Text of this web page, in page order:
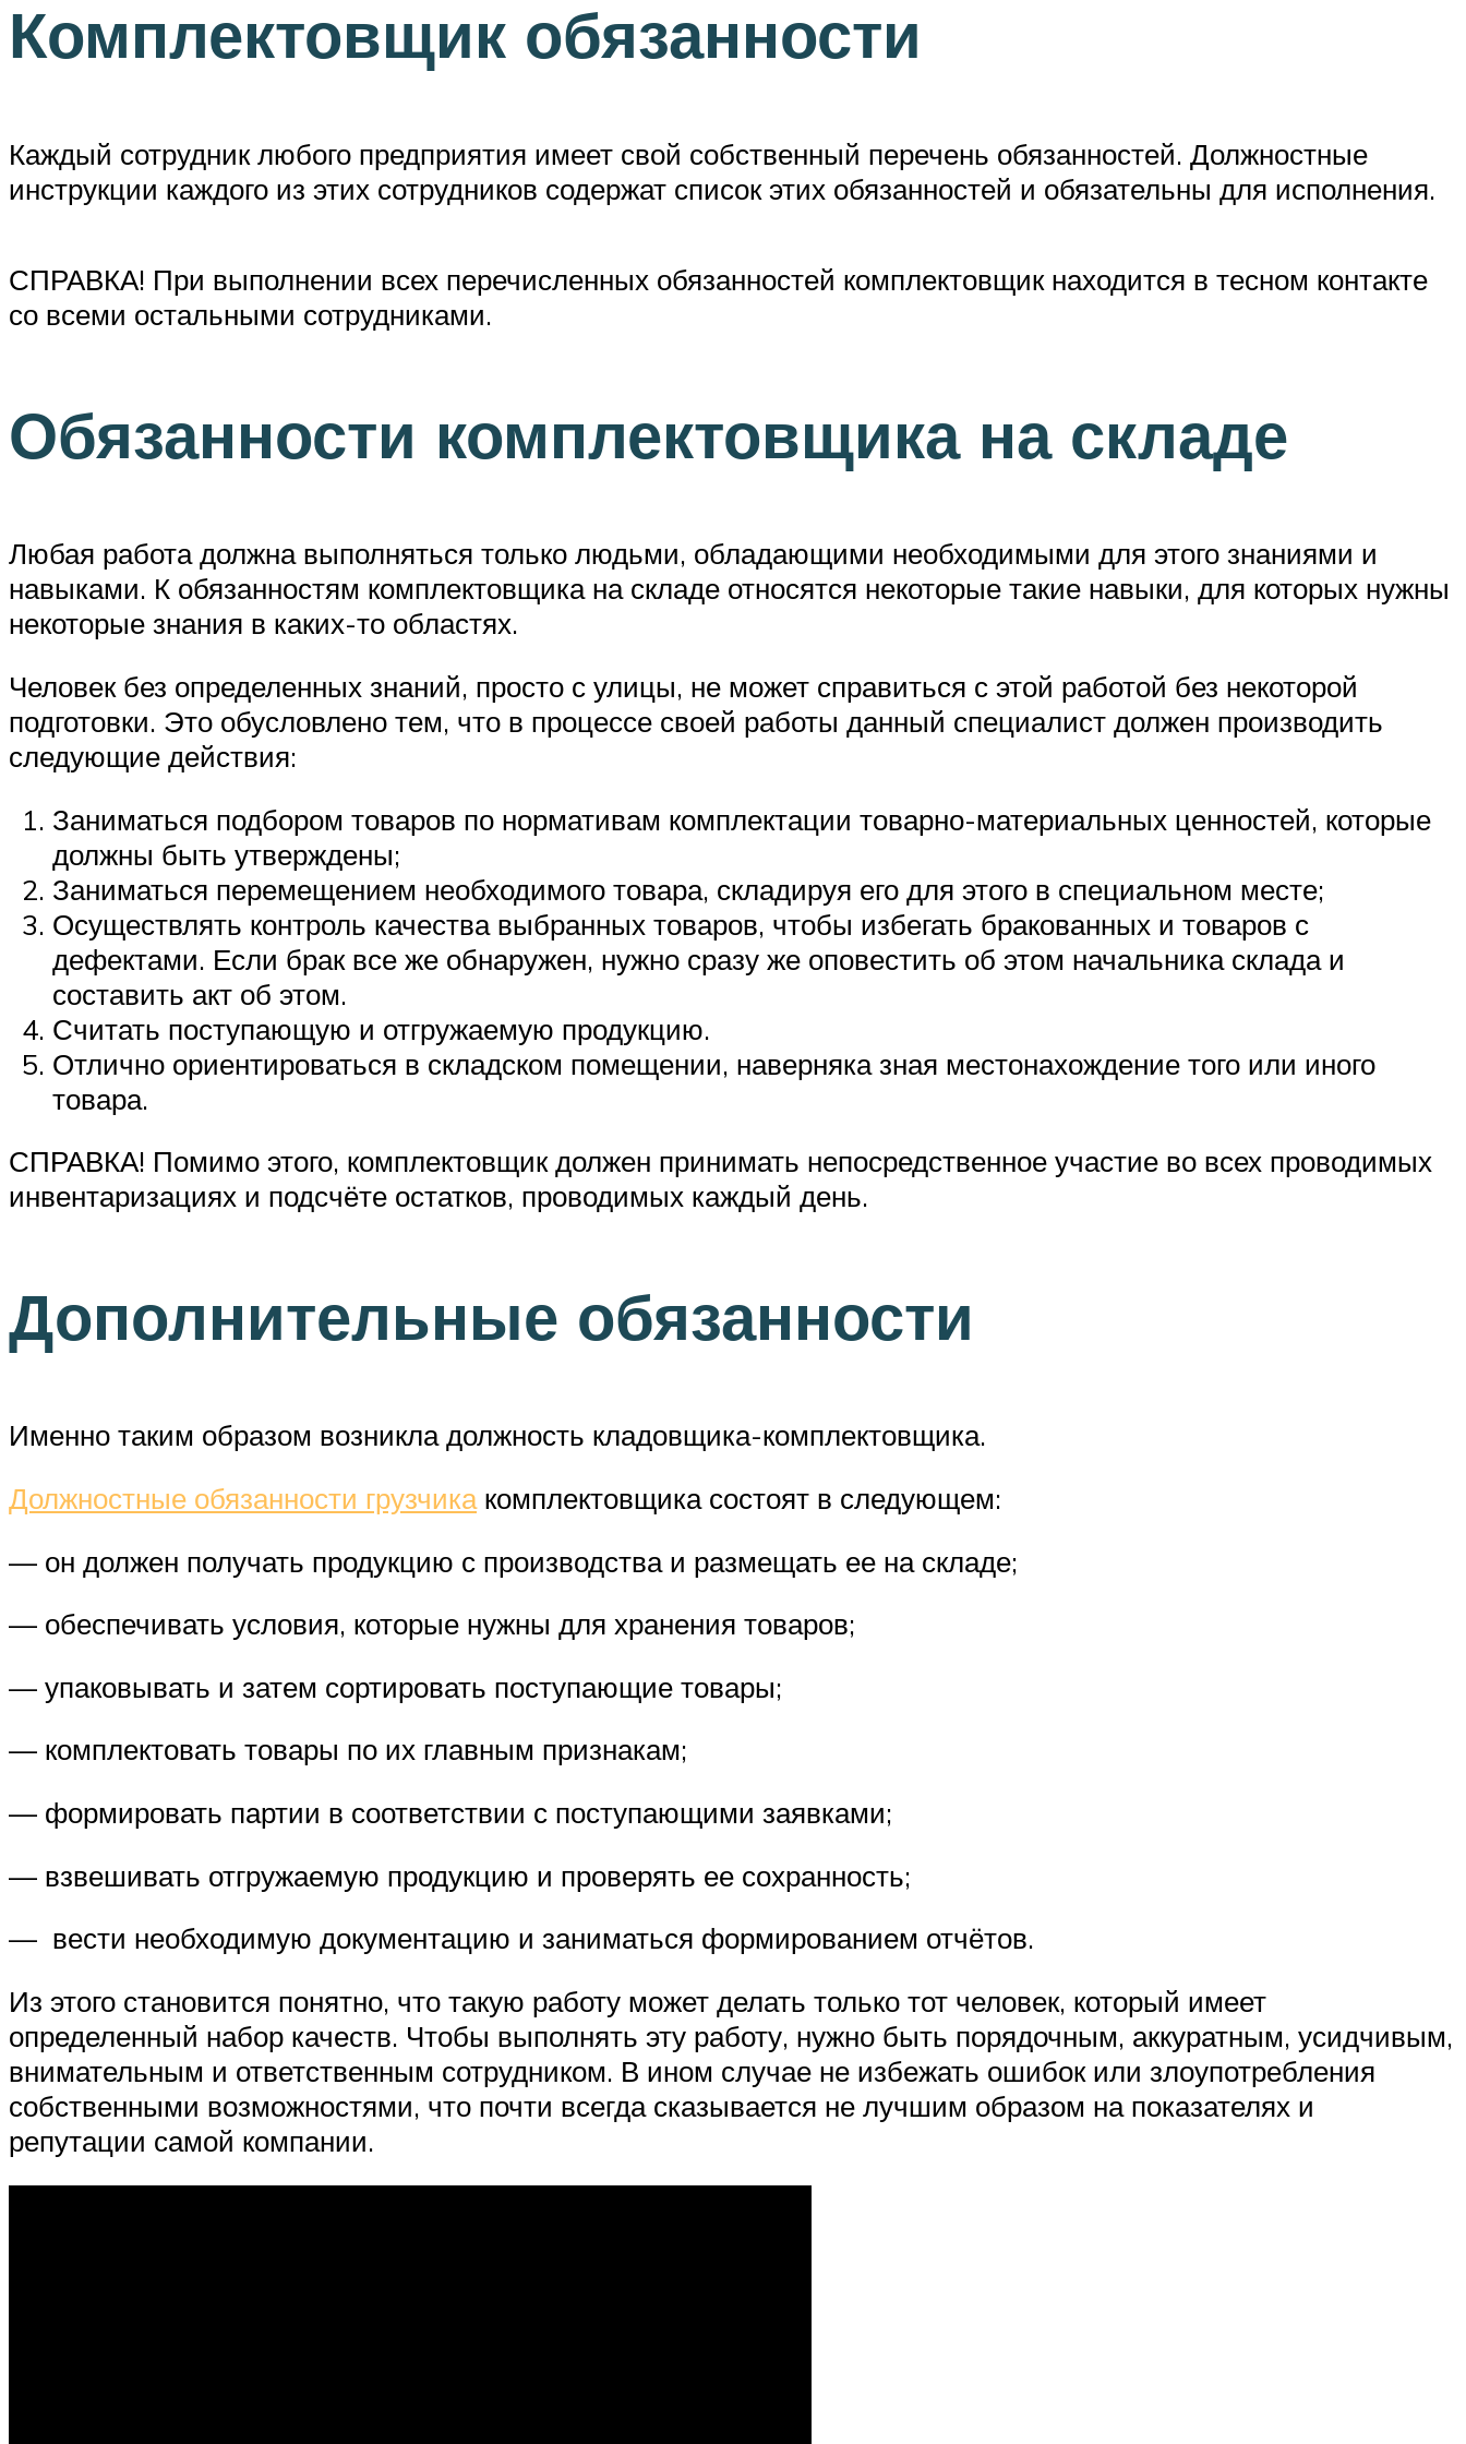
Комплектовщик обязанности
Каждый сотрудник любого предприятия имеет свой собственный перечень обязанностей. Должностные
инструкции каждого из этих сотрудников содержат список этих обязанностей и обязательны для исполнения.
СПРАВКА! При выполнении всех перечисленных обязанностей комплектовщик находится в тесном контакте
со всеми остальными сотрудниками.
Обязанности комплектовщика на складе
Любая работа должна выполняться только людьми, обладающими необходимыми для этого знаниями и
навыками. К обязанностям комплектовщика на складе относятся некоторые такие навыки, для которых нужны
некоторые знания в каких-то областях.
Человек без определенных знаний, просто с улицы, не может справиться с этой работой без некоторой
подготовки. Это обусловлено тем, что в процессе своей работы данный специалист должен производить
следующие действия:
Заниматься подбором товаров по нормативам комплектации товарно-материальных ценностей, которые
должны быть утверждены;
Заниматься перемещением необходимого товара, складируя его для этого в специальном месте;
Осуществлять контроль качества выбранных товаров, чтобы избегать бракованных и товаров с
дефектами. Если брак все же обнаружен, нужно сразу же оповестить об этом начальника склада и
составить акт об этом.
Считать поступающую и отгружаемую продукцию.
Отлично ориентироваться в складском помещении, наверняка зная местонахождение того или иного
товара.
СПРАВКА! Помимо этого, комплектовщик должен принимать непосредственное участие во всех проводимых
инвентаризациях и подсчёте остатков, проводимых каждый день.
Дополнительные обязанности
Именно таким образом возникла должность кладовщика-комплектовщика.
Должностные обязанности грузчикакомплектовщика состоят в следующем:
— он должен получать продукцию с производства и размещать ее на складе;
— обеспечивать условия, которые нужны для хранения товаров;
— упаковывать и затем сортировать поступающие товары;
— комплектовать товары по их главным признакам;
— формировать партии в соответствии с поступающими заявками;
— взвешивать отгружаемую продукцию и проверять ее сохранность;
— вести необходимую документацию и заниматься формированием отчётов.
Из этого становится понятно, что такую работу может делать только тот человек, который имеет
определенный набор качеств. Чтобы выполнять эту работу, нужно быть порядочным, аккуратным, усидчивым,
внимательным и ответственным сотрудником. В ином случае не избежать ошибок или злоупотребления
собственными возможностями, что почти всегда сказывается не лучшим образом на показателях и
репутации самой компании.